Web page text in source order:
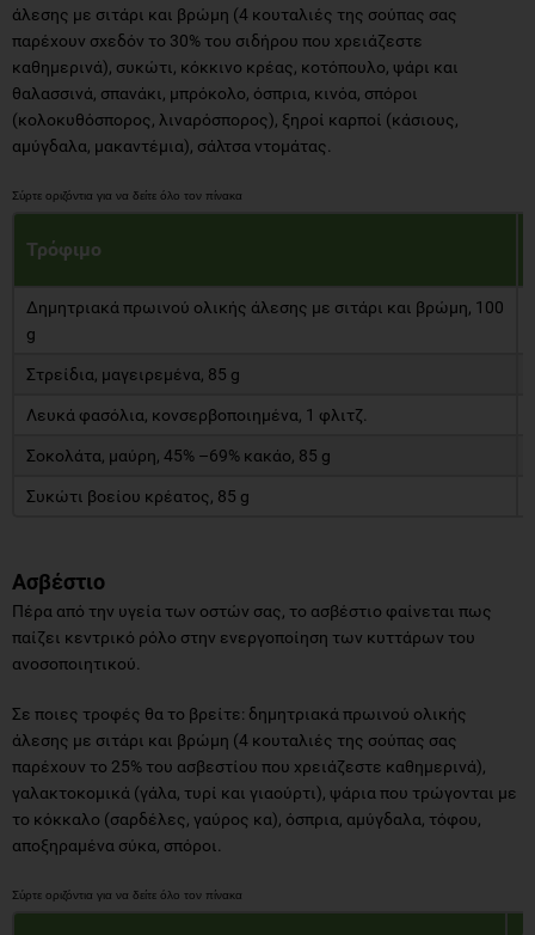
άλεσης με σιτάρι και βρώμη (4 κουταλιές της σούπας σας
παρέχουν σχεδόν το 30% του σιδήρου που χρειάζεστε
καθημερινά), συκώτι, κόκκινο κρέας, κοτόπουλο, ψάρι και
θαλασσινά, σπανάκι, μπρόκολο, όσπρια, κινόα, σπόροι
(κολοκυθόσπορος, λιναρόσπορος), ξηροί καρποί (κάσιους,
αμύγδαλα, μακαντέμια), σάλτσα ντομάτας.
Τρόφιμο
Δημητριακά πρωινού ολικής άλεσης με σιτάρι και βρώμη, 100
g
Στρείδια, μαγειρεμένα, 85 g
Λευκά φασόλια, κονσερβοποιημένα, 1 φλιτζ.
Σοκολάτα, μαύρη, 45% –69% κακάο, 85 g
Συκώτι βοείου κρέατος, 85 g
Ασβέστιο
Πέρα από την υγεία των οστών σας, το ασβέστιο φαίνεται πως
παίζει κεντρικό ρόλο στην ενεργοποίηση των κυττάρων του
ανοσοποιητικού.
Σε ποιες τροφές θα το βρείτε: δημητριακά πρωινού ολικής
άλεσης με σιτάρι και βρώμη (4 κουταλιές της σούπας σας
παρέχουν το 25% του ασβεστίου που χρειάζεστε καθημερινά),
γαλακτοκομικά (γάλα, τυρί και γιαούρτι), ψάρια που τρώγονται με
το κόκκαλο (σαρδέλες, γαύρος κα), όσπρια, αμύγδαλα, τόφου,
αποξηραμένα σύκα, σπόροι.